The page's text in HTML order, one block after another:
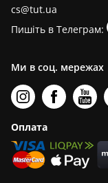
cs@tut.ua
Пишіть в Телеграм:
Ми в соц. мережах
Оплата